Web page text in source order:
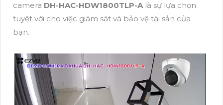
camera DH-HAC-HDW1800TLP-A là sự lựa chọn
tuyệt vời cho việc giám sát và bảo vệ tài sản của
bạn.